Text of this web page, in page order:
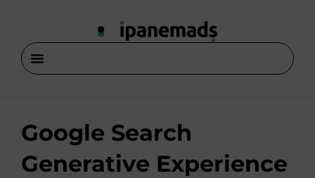
Google Search
Generative Experience